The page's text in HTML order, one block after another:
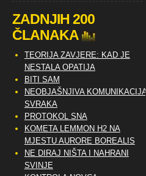
ZADNJIH 200
ČLANAKA
TEORIJA ZAVJERE: KAD JE
NESTALA OPATIJA
BITI SAM
NEOBJAŠNJIVA KOMUNIKACIJA
SVRAKA
PROTOKOL SNA
KOMETA LEMMON H2 NA
MJESTU AURORE BOREALIS
NE DIRAJ NIŠTA I NAHRANI
SVINJE